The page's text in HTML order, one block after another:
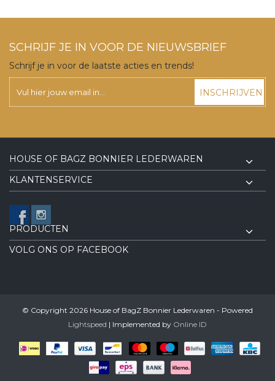
SCHRIJF JE IN VOOR DE NIEUWSBRIEF
Schrijf je in voor de laatste acties en trends!
INSCHRIJVEN
HOUSE OF BAGZ BONNIER LEDERWAREN
KLANTENSERVICE
PRODUCTEN
VOLG ONS OP FACEBOOK
© Copyright 2026 House of BagZ Bonnier Lederwaren - Powered
Lightspeed | Implemented by Online ID